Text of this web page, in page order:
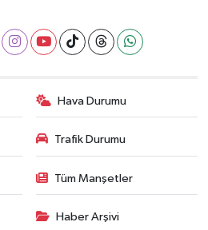
Hava Durumu
Trafik Durumu
Tüm Manşetler
Haber Arşivi